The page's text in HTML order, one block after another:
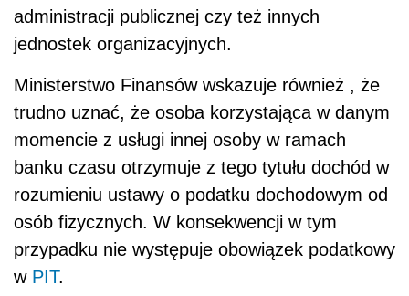
administracji publicznej czy też innych
jednostek organizacyjnych.
Ministerstwo Finansów wskazuje również , że
trudno uznać, że osoba korzystająca w danym
momencie z usługi innej osoby w ramach
banku czasu otrzymuje z tego tytułu dochód w
rozumieniu ustawy o podatku dochodowym od
osób fizycznych. W konsekwencji w tym
przypadku nie występuje obowiązek podatkowy
w PIT.